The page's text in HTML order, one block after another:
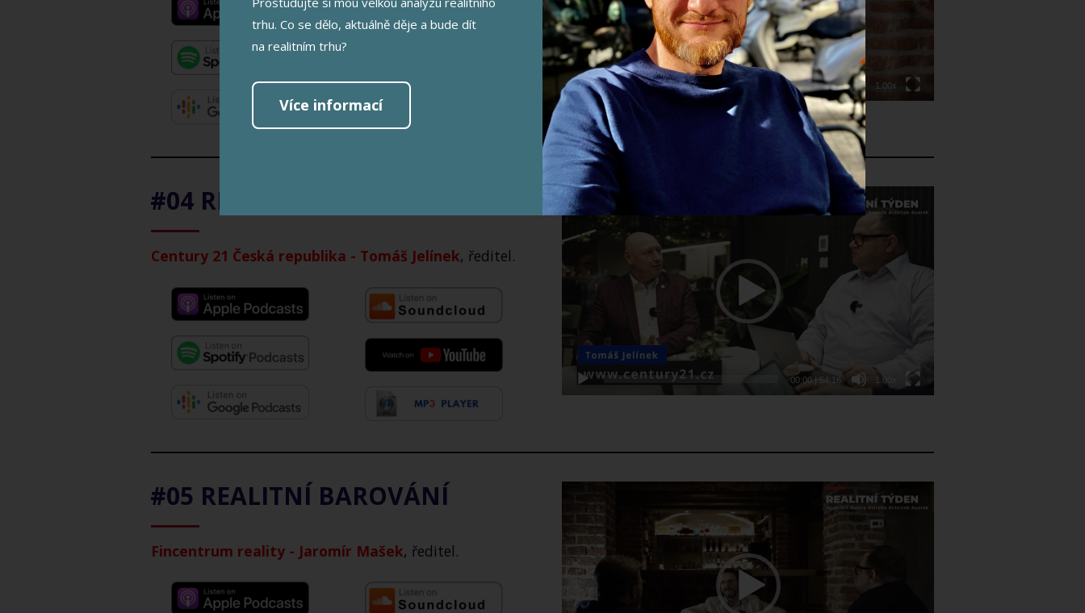
00:00|01:03:08 1.00x
#04 REALITNÍ BAROVÁNÍ
Century 21 Česká republika - Tomáš Jelínek, ředitel.
Video
přehrávač
00:00 54:16 1.00x
#05 REALITNÍ BAROVÁNÍ
Fincentrum reality - Jaromír Mašek, ředitel.
přehrávač
trhu. Co se dělo, aktuálně děje a bude dít
na realitním trhu?
Více informací